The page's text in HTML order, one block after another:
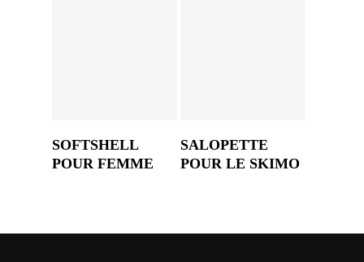
SOFTSHELL
POUR FEMME
SALOPETTE
POUR LE SKIMO